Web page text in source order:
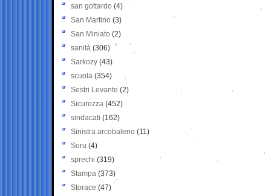
san gottardo (4)
San Martino (3)
San Miniato (2)
sanità (306)
Sarkozy (43)
scuola (354)
Sestri Levante (2)
Sicurezza (452)
sindacati (162)
Sinistra arcobaleno (11)
Soru (4)
sprechi (319)
Stampa (373)
Storace (47)